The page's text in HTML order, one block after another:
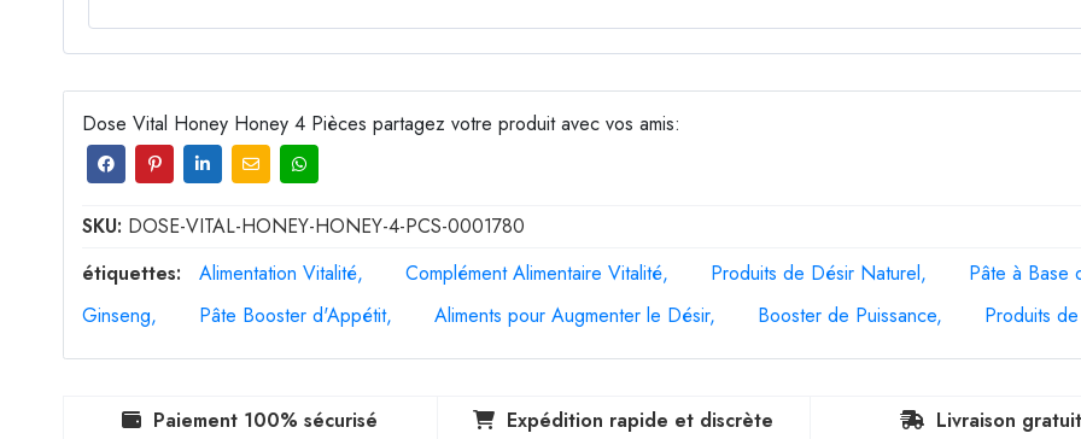
Dose Vital Honey Honey 4 Pièces partagez votre produit avec vos amis:
SKU: DOSE-VITAL-HONEY-HONEY-4-PCS-0001780
étiquettes:
Alimentation Vitalité Complément Alimentaire Vitalité Produits de Désir Naturel Pâte à Base
Ginseng
Pâte Booster d'Appétit Aliments pour Augmenter le Désir Booster de Puissance Produits
Paiement 100% sécurisé Expédition rapide et discrète Livraison